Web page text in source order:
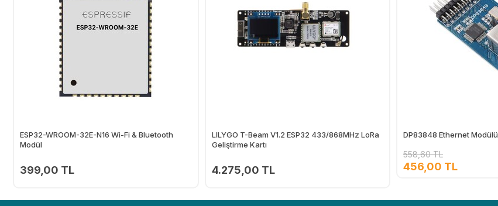
ESP32-WROOM-32E-N16 Wi-Fi & Bluetooth
Modül
399,00 TL
LILYGO T-Beam V1.2 ESP32 433/868MHz LoRa
Geliştirme Kartı
4.275,00 TL
DP83848 Ethernet Modülü
558,60 TL
456,00 TL